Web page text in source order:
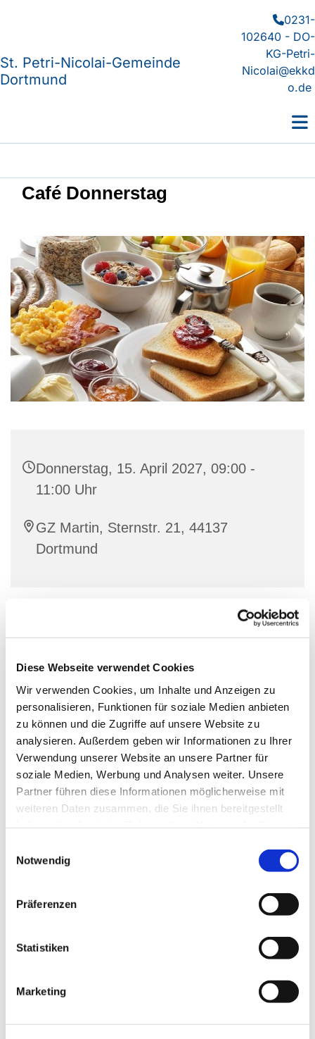
Diese Webseite verwendet Cookies
Wir verwenden Cookies, um Inhalte und Anzeigen zu
personalisieren, Funktionen für soziale Medien anbieten
zu können und die Zugriffe auf unsere Website zu
analysieren. Außerdem geben wir Informationen zu Ihrer
Verwendung unserer Website an unsere Partner für
soziale Medien, Werbung und Analysen weiter. Unsere
Partner führen diese Informationen möglicherweise mit
weiteren Daten zusammen, die Sie ihnen bereitgestellt
Notwendig
Präferenzen
Statistiken
Marketing
St. Petri-Nicolai-Gemeinde
Dortmund
0231-
102640 - DO-
KG-Petri-
Nicolai@ekkd
o.de
Café Donnerstag
Donnerstag, 15. April 2027, 09:00 -
11:00 Uhr
GZ Martin, Sternstr. 21, 44137
Dortmund
Dies könnte Sie auch